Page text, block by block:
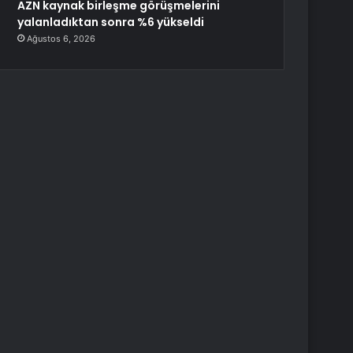
AZN kaynak birleşme görüşmelerini
yalanladıktan sonra %6 yükseldi
Ağustos 6, 2026